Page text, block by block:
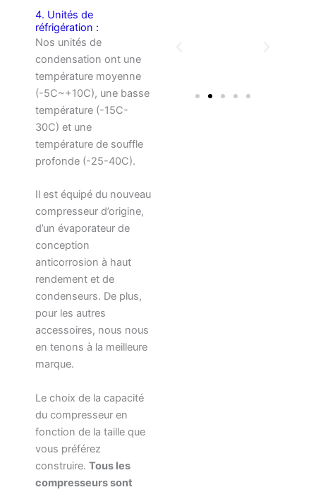
4. Unités de
réfrigération :
Nos unités de
condensation ont une
température moyenne
(-5C~+10C), une basse
température (-15C-
30C) et une
température de souffle
profonde (-25-40C).
Il est équipé du nouveau
compresseur d’origine,
d’un évaporateur de
conception
anticorrosion à haut
rendement et de
condenseurs. De plus,
pour les autres
accessoires, nous nous
en tenons à la meilleure
marque.
Le choix de la capacité
du compresseur en
fonction de la taille que
vous préférez
construire. Tous les
compresseurs sont